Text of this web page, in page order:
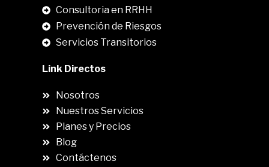
Consultoria en RRHH
Prevención de Riesgos
Servicios Transitorios
Link Directos
Nosotros
Nuestros Servicios
Planes y Precios
Blog
Contáctenos